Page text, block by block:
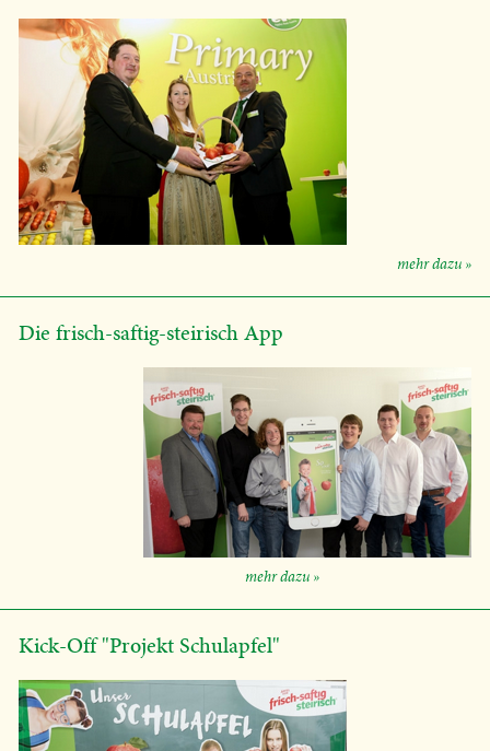
mehr dazu »
Die frisch-saftig-steirisch App
mehr dazu »
Kick-Off "Projekt Schulapfel"